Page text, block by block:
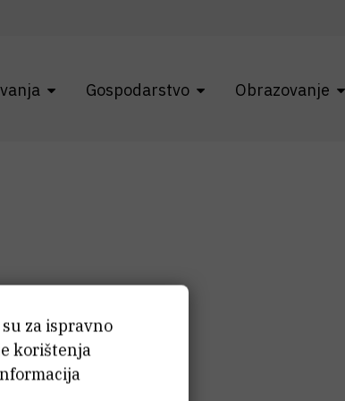
Gospodarstvo Obrazovanje
Božić
za ispravno
korištenja